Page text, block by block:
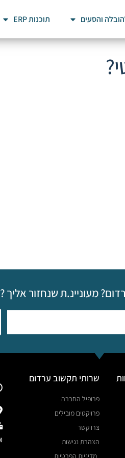
והסעים תוכנות ERP
מעוניינ.ת שנחזור אליך ?
שרותי תקשוב ערדום
פרופיל החברה
פרויקטים מובילים
צרו קשר
הצהרת נגישות
מדיניות הפרטיות